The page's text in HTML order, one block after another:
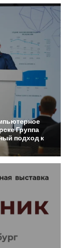
Группа
подход к